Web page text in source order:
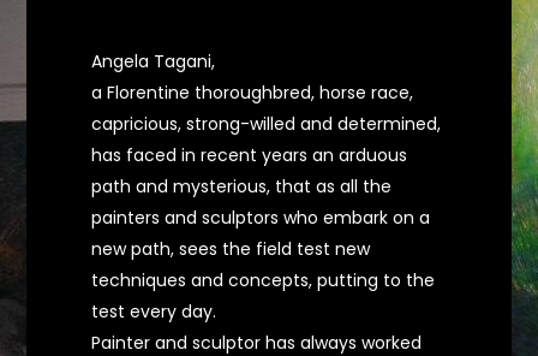
Angela Tagani,
a Florentine thoroughbred, horse race,
capricious, strong-willed and determined,
has faced in recent years an arduous
path and mysterious, that as all the
painters and sculptors who embark on a
new path, sees the field test new
techniques and concepts, putting to the
test every day.
Painter and sculptor has always worked